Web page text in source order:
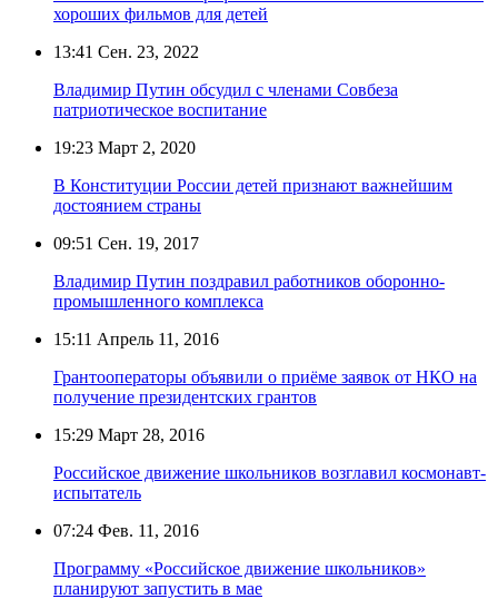
хороших фильмов для детей
13:41 Сен. 23, 2022
Владимир Путин обсудил с членами Совбеза
патриотическое воспитание
19:23 Март 2, 2020
В Конституции России детей признают важнейшим
достоянием страны
09:51 Сен. 19, 2017
Владимир Путин поздравил работников оборонно-
промышленного комплекса
15:11 Апрель 11, 2016
Грантооператоры объявили о приёме заявок от НКО на
получение президентских грантов
15:29 Март 28, 2016
Российское движение школьников возглавил космонавт-
испытатель
07:24 Фев. 11, 2016
Программу «Российское движение школьников»
планируют запустить в мае